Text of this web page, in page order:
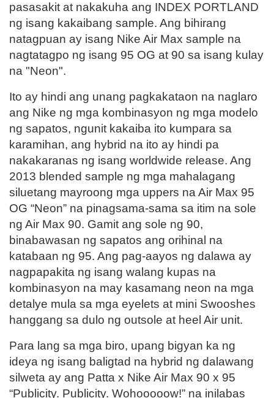
pasasakit at nakakuha ang INDEX PORTLAND
ng isang kakaibang sample. Ang bihirang
natagpuan ay isang Nike Air Max sample na
nagtatagpo ng isang 95 OG at 90 sa isang kulay
na "Neon".
Ito ay hindi ang unang pagkakataon na naglaro
ang Nike ng mga kombinasyon ng mga modelo
ng sapatos, ngunit kakaiba ito kumpara sa
karamihan, ang hybrid na ito ay hindi pa
nakakaranas ng isang worldwide release. Ang
2013 blended sample ng mga mahalagang
siluetang mayroong mga uppers na Air Max 95
OG “Neon” na pinagsama-sama sa itim na sole
ng Air Max 90. Gamit ang sole ng 90,
binabawasan ng sapatos ang orihinal na
katabaan ng 95. Ang pag-aayos ng dalawa ay
nagpapakita ng isang walang kupas na
kombinasyon na may kasamang neon na mga
detalye mula sa mga eyelets at mini Swooshes
hanggang sa dulo ng outsole at heel Air unit.
Para lang sa mga biro, upang bigyan ka ng
ideya ng isang baligtad na hybrid ng dalawang
silweta ay ang Patta x Nike Air Max 90 x 95
“Publicity. Publicity. Wohooooow!” na inilabas